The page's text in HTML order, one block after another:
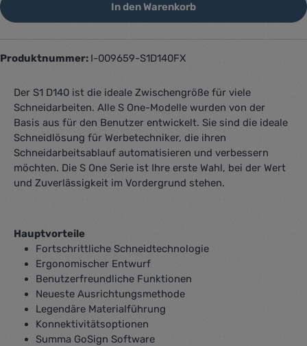
In den Warenkorb
Produktnummer: I-009659-S1D140FX
Der S1 D140 ist die ideale Zwischengröße für viele
Schneidarbeiten. Alle S One-Modelle wurden von der
Basis aus für den Benutzer entwickelt. Sie sind die ideale
Schneidlösung für Werbetechniker, die ihren
Schneidarbeitsablauf automatisieren und verbessern
möchten. Die S One Serie ist Ihre erste Wahl, bei der Wert
und Zuverlässigkeit im Vordergrund stehen.
Hauptvorteile
Fortschrittliche Schneidtechnologie
Ergonomischer Entwurf
Benutzerfreundliche Funktionen
Neueste Ausrichtungsmethode
Legendäre Materialführung
Konnektivitätsoptionen
Summa GoSign Software